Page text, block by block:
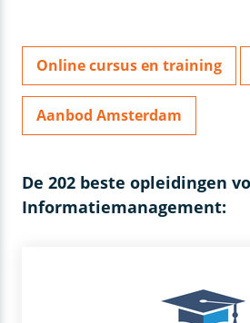
Online cursus en training
Aanbod Amsterdam
De 202 beste opleidingen
Informatiemanagement: